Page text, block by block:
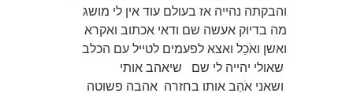
והבקתה נהייה אז בעולם עוד אין לי מושג
מה בדיוק אעשה שם ודאי אכתוב ואקרא
ואשן ואֹכַל ואצא לפעמים לטייל עם הכלב
שאולי יהייה לי שם שיאהב אותי
ושאני אֹהַב אותו בחזרה אהבה פשוטה